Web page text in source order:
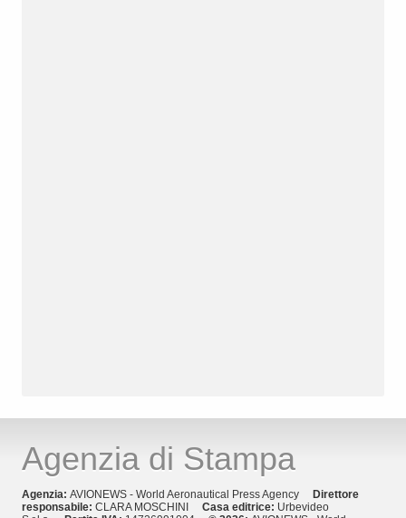
Agenzia di Stampa
Agenzia: AVIONEWS - World Aeronautical Press Agency Direttore
responsabile: CLARA MOSCHINI Casa editrice: Urbevideo